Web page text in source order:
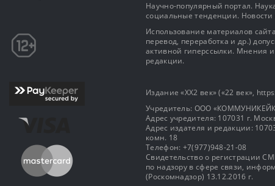
Научно-популярный портал.
социальные тенденции. Новости
Использование материалов
перевод, переработка и др.)
активной гиперссылки. Мнения и
редакции.
Издание «XX2 век» («22 век»,
Учредитель: OOO
Адрес учредителя: 107031 г.
Адрес издателя и редакции:
комн. 18
Телефон: +7(977)948-21-08
Свидетельство о регистрации
по надзору в сфере связи,
(Роскомнадзор) 13.12.2016 г.